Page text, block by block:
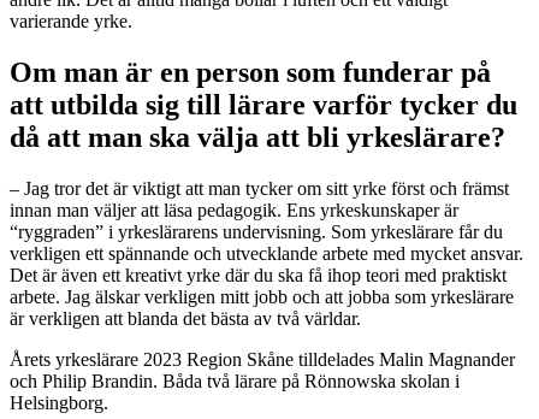
varierande yrke.
Om man är en person som funderar på
att utbilda sig till lärare varför tycker du
då att man ska välja att bli yrkeslärare?
– Jag tror det är viktigt att man tycker om sitt yrke först och främst
innan man väljer att läsa pedagogik. Ens yrkeskunskaper är
“ryggraden” i yrkeslärarens undervisning. Som yrkeslärare får du
verkligen ett spännande och utvecklande arbete med mycket ansvar.
Det är även ett kreativt yrke där du ska få ihop teori med praktiskt
arbete. Jag älskar verkligen mitt jobb och att jobba som yrkeslärare
är verkligen att blanda det bästa av två världar.
Årets yrkeslärare 2023 Region Skåne tilldelades Malin Magnander
och Philip Brandin. Båda två lärare på Rönnowska skolan i
Helsingborg.